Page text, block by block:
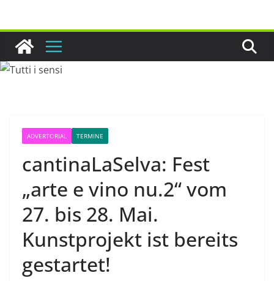
springen
ADVERTORIAL TERMINE
cantinaLaSelva: Fest
„arte e vino nu.2“ vom
27. bis 28. Mai.
Kunstprojekt ist bereits
gestartet!